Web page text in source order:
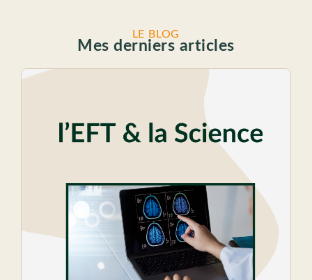
LE BLOG
Mes derniers articles